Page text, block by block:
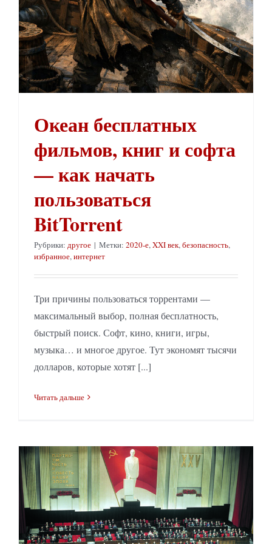
Океан бесплатных
фильмов, книг и софта
— как начать
пользоваться
BitTorrent
Рубрики: другое | Метки: 2020-е,XXI век,безопасность,
избранное,интернет
Три причины пользоваться торрентами —
максимальный выбор, полная бесплатность,
быстрый поиск. Софт, кино, книги, игры,
музыка… и многое другое. Тут экономят тысячи
долларов, которые хотят [...]
Читать дальше